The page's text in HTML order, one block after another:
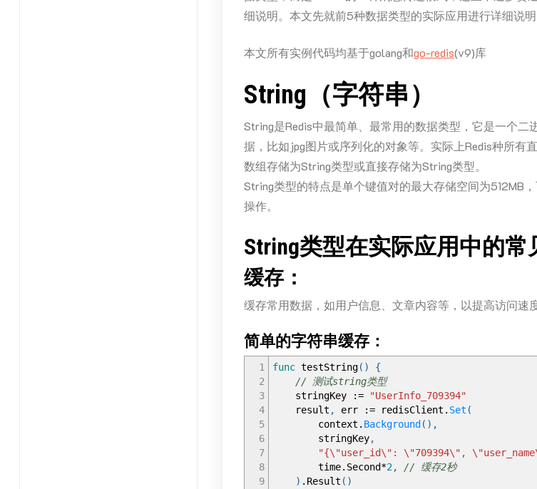
细说明。本文先就前5种数据类型的实际应用进行详细说明
本文所有实例代码均基于golang和go-redis(v9)库
String（字符串）
String是Redis中最简单、最常用的数据类型，它是一个二
据，比如jpg图片或序列化的对象等。实际上Redis种所有
数组存储为String类型或直接存储为String类型。
String类型的特点是单个键值对的最大存储空间为512MB
操作。
String类型在实际应用中的常
缓存：
缓存常用数据，如用户信息、文章内容等，以提高访问速度
简单的字符串缓存：
1
2
3
4
5
6
7
8
9
functestString()
{
// 测试string类型
stringKey
:=
"UserInfo_709394"
result , err :=redisClient . Set (
context . Background (),
stringKey,
"{\"user_id\" : \"709394\" , \"user_name
time. Second*2,
// 缓存2秒
) . Result ()